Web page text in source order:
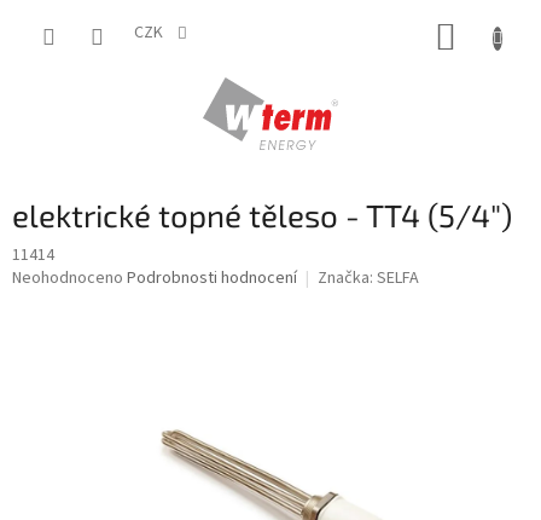
CZK
elektrické topné těleso - TT4 (5/4")
11414
Průměrné
Neohodnoceno Podrobnosti hodnocení Značka: SELFA